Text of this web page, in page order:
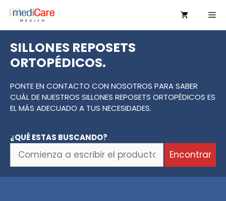
Saltar
contenido
SILLONES REPOSETS
ORTOPÉDICOS.
PONTE EN CONTACTO CON NOSOTROS PARA SABER
CUÁL DE NUESTROS SILLONES REPOSETS ORTOPÉDICOS ES
EL MÁS ADECUADO A TUS NECESIDADES.
¿QUÉ ESTAS BUSCANDO?
Comienza
escribir
Encontrar